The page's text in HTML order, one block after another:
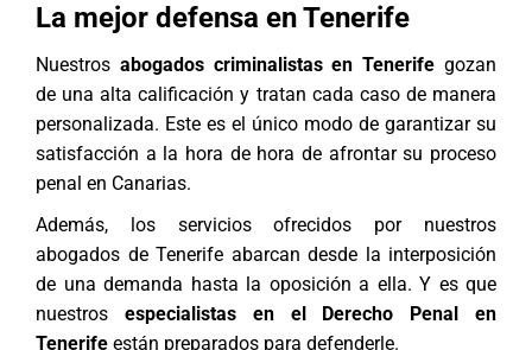
La mejor defensa en Tenerife
Nuestros abogados criminalistas en Tenerife gozan
de una alta calificación y tratan cada caso de manera
personalizada. Este es el único modo de garantizar su
satisfacción a la hora de hora de afrontar su proceso
penal en Canarias.
Además, los servicios ofrecidos por nuestros
abogados de Tenerife abarcan desde la interposición
de una demanda hasta la oposición a ella. Y es que
nuestros especialistas en el Derecho Penal en
Tenerife están preparados para defenderle.